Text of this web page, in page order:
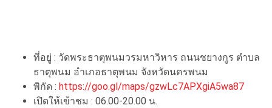
ที่อยู่ : วัดพระธาตุพนมวรมหาวิหาร ถนนชยางกูร ตำบล
ธาตุพนม อำเภอธาตุพนม จังหวัดนครพนม
พิกัด : https://goo.gl/maps/gzwLc7APXgiA5wa87
เปิดให้เข้าชม : 06.00-20.00 น.